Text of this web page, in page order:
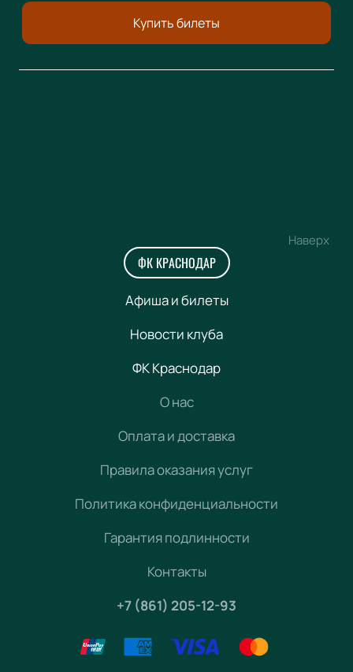
Купить билеты
Наверх
ФК КРАСНОДАР
Афиша и билеты
Новости клуба
ФК Краснодар
О нас
Оплата и доставка
Правила оказания услуг
Политика конфиденциальности
Гарантия подлинности
Контакты
+7 (861) 205-12-93